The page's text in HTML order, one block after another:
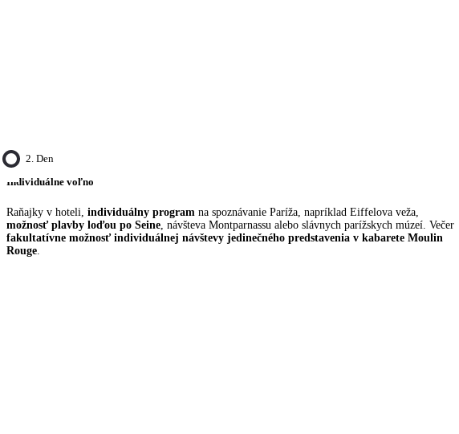
2. Den
Individuálne voľno
Raňajky v hoteli, individuálny program na spoznávanie Paríža, napríklad Eiffelova veža,
možnosť plavby loďou po Seine, návšteva Montparnassu alebo slávnych parížskych múzeí. Večer
fakultatívne možnosť individuálnej návštevy jedinečného predstavenia v kabarete Moulin
Rouge.